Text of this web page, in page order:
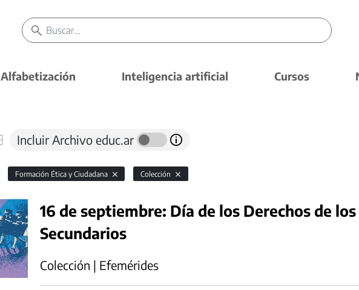
Alfabetización Inteligencia artificial Cursos
Incluir Archivo educ.ar
Formación Ética y Ciudadana Colección
16 de septiembre: Día de los Derechos de
Secundarios
Colección | Efemérides